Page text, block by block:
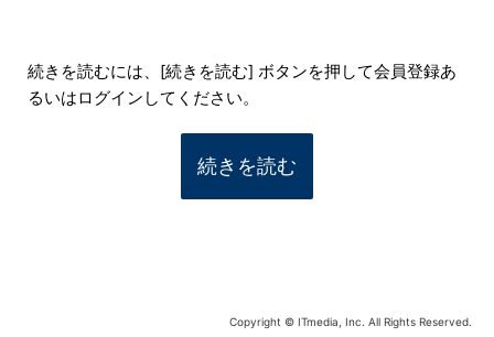
続きを読むには、[続きを読む] ボタンを押して会員登録あ
るいはログインしてください。
続きを読む
Copyright © ITmedia, Inc. All Rights Reserved.